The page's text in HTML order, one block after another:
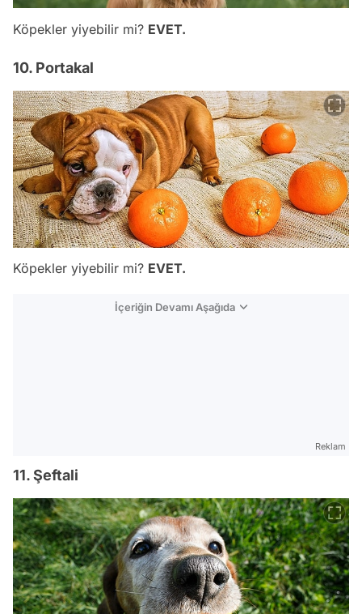
Köpekler yiyebilir mi? EVET.
10. Portakal
Köpekler yiyebilir mi? EVET.
İçeriğin Devamı Aşağıda
Reklam
11. Şeftali